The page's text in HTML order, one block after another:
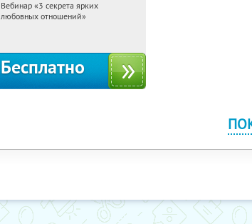
16:54:38 Получили:
Вебинар «3 секрета ярких
любовных отношений»
Бесплатно